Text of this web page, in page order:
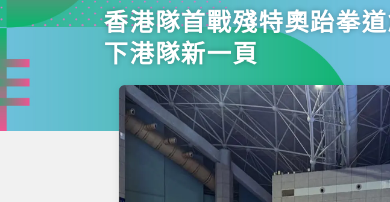
香港隊首戰殘特奧跆拳
下港隊新一頁